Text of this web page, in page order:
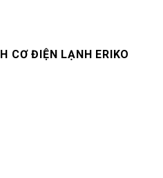
CƠ ĐIỆN LẠNH ERIKO